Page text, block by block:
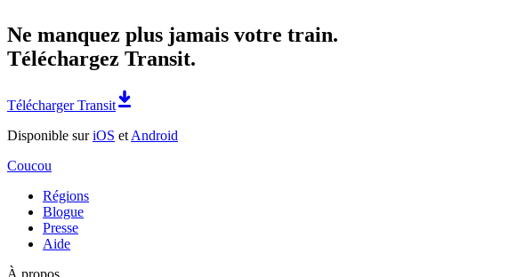
Ne manquez plus jamais votre train.
Téléchargez Transit.
Télécharger Transit
Disponible suriOS et Android
Coucou
Régions
Blogue
Presse
Aide
À propos